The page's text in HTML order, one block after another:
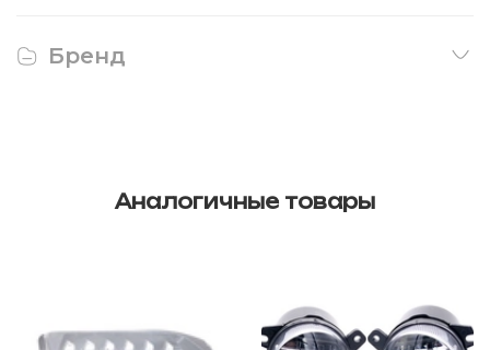
Бренд
Аналогичные товары